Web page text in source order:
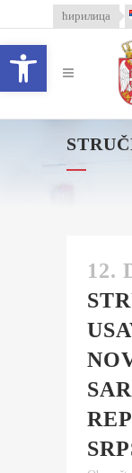
Open toolbar
ћирилица
12.